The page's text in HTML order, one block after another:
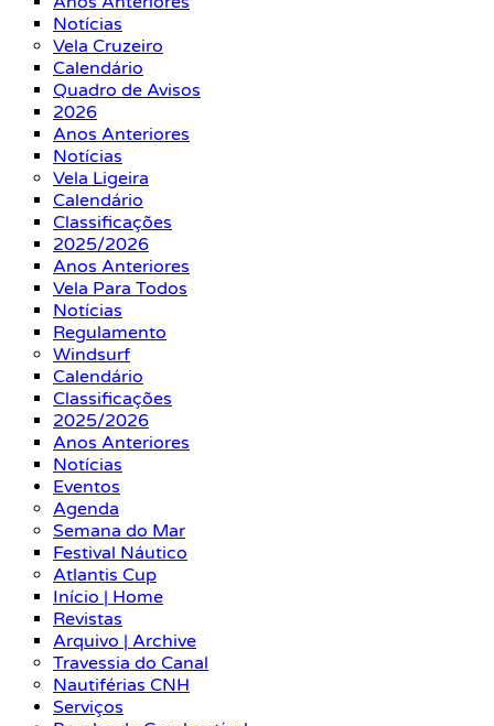
Notícias
Vela Cruzeiro
Calendário
Quadro de Avisos
2026
Anos Anteriores
Notícias
Vela Ligeira
Calendário
Classificações
2025/2026
Anos Anteriores
Vela Para Todos
Notícias
Regulamento
Windsurf
Calendário
Classificações
2025/2026
Anos Anteriores
Notícias
Eventos
Agenda
Semana do Mar
Festival Náutico
Atlantis Cup
Início | Home
Revistas
Arquivo | Archive
Travessia do Canal
Nautiférias CNH
Serviços